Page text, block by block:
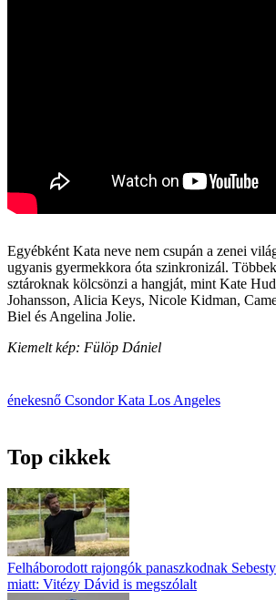
Egyébként Kata neve nem csupán a zenei
ugyanis gyermekkora óta szinkronizál.
sztároknak kölcsönzi a hangját, mint Kate
Johansson, Alicia Keys, Nicole Kidman,
Biel és Angelina Jolie.
Kiemelt kép: Fülöp Dániel
énekesnő Csondor Kata Los Angeles
Top cikkek
Felháborodott rajongók panaszkodnak
miatt: Vitézy Dávid is megszólalt